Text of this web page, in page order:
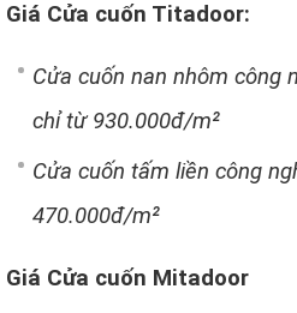
Giá Cửa cuốn Titadoor:
Cửa cuốn nan nhôm công
chỉ từ 930.000đ/m²
Cửa cuốn tấm liền công
470.000đ/m²
Giá Cửa cuốn Mitadoor